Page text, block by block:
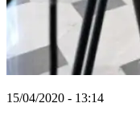
15/04/2020 - 13:14